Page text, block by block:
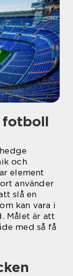
fotboll
och
element
använder
slå en
kan vara i
Målet är att
med så få